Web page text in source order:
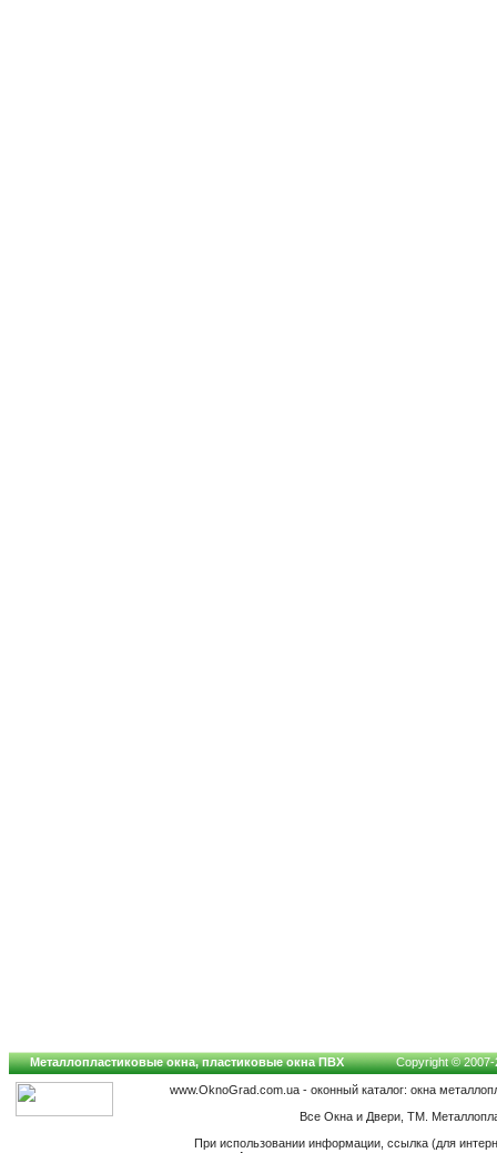
Металлопластиковые окна, пластиковые окна ПВХ Copyright ©
www.OknoGrad.com.ua - оконный каталог: окна
Все Окна и Двери, ТМ.
При использовании информации, ссылка (для